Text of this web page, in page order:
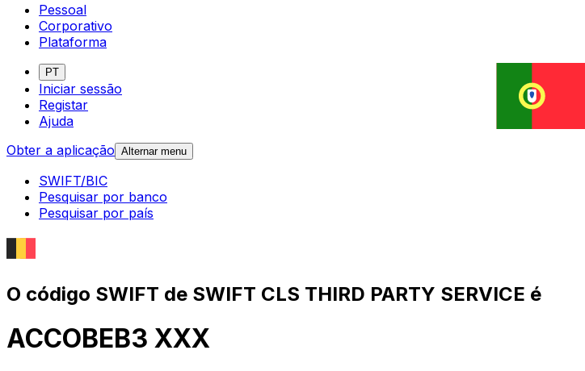
Pessoal
Corporativo
Plataforma
PT
Iniciar sessão
Registar
Ajuda
Obter a aplicação Alternar menu
SWIFT/BIC
Pesquisar por banco
Pesquisar por país
O código SWIFT de SWIFT CLS THIRD PARTY SERVICE é
ACCOBEB3 XXX